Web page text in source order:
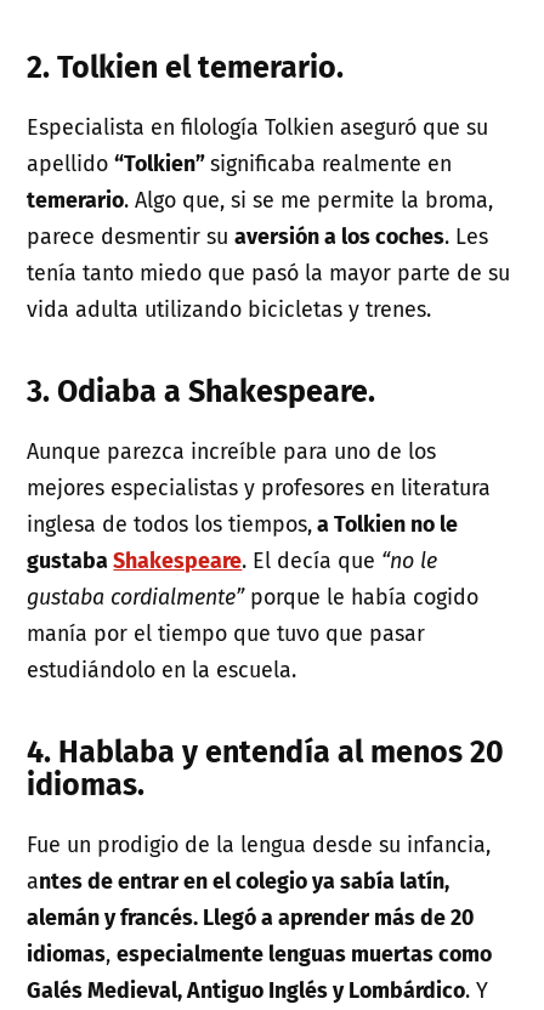
2. Tolkien el temerario.
Especialista en filología Tolkien aseguró que su
apellido“Tolkien”significaba realmente en
temerario. Algo que, si se me permite la broma,
parece desmentir suaversión a los coches. Les
tenía tanto miedo que pasó la mayor parte de su
vida adulta utilizando bicicletas y trenes.
3. Odiaba a Shakespeare.
Aunque parezca increíble para uno de los
mejores especialistas y profesores en literatura
inglesa de todos los tiempos,a Tolkien no le
gustabaShakespeare. El decía que “no le
gustaba cordialmente”porque le había cogido
manía por el tiempo que tuvo que pasar
estudiándolo en la escuela.
4. Hablaba y entendía al menos 20
idiomas.
Fue un prodigio de la lengua desde su infancia,
antes de entrar en el colegio ya sabía latín,
alemán y francés. Llegó a aprender más de 20
idiomas,especialmente lenguas muertas como
Galés Medieval, Antiguo Inglés y Lombárdico. Y